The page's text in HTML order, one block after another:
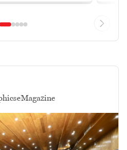
eMagazine